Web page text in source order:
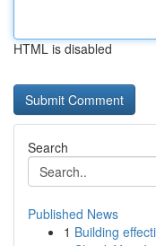
HTML is disabled
Search
Published News
1 Building